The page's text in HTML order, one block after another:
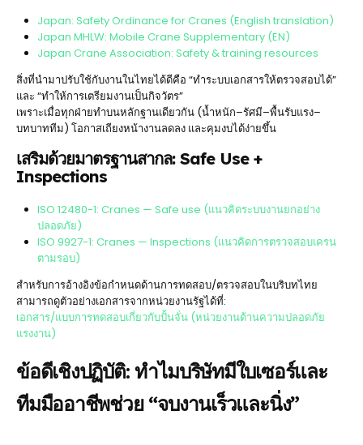
Japan: Safety Ordinance for Cranes (English translation)
Japan MHLW: Mobile Crane Supplementary (EN)
Japan Crane Association: Safety & training resources
สิ่งที่นำมาปรับใช้กับงานในไทยได้ดีคือ “ทำระบบเอกสารให้ตรวจสอบได้”
และ “ทำให้การเตรียมงานเป็นกิจวัตร”
เพราะเมื่อทุกฝ่ายทำบนหลักฐานเดียวกัน (น้ำหนัก–รัศมี–พื้นรับแรง–
บทบาททีม) โอกาสเถียงหน้างานลดลง และคุมงบได้ง่ายขึ้น
เสริมด้วยมาตรฐานสากล: Safe Use +
Inspections
ISO 12480-1: Cranes — Safe use (แนวคิดระบบงานยกอย่าง
ปลอดภัย)
ISO 9927-1: Cranes — Inspections (แนวคิดการตรวจสอบเครน
ตามรอบ)
สำหรับการอ้างอิงข้อกำหนดด้านการทดสอบ/ตรวจสอบในบริบทไทย
สามารถดูตัวอย่างเอกสารจากหน่วยงานรัฐได้ที่:
เอกสาร/แบบการทดสอบเกี่ยวกับปั้นจั่น (หน่วยงานด้านความปลอดภัย
แรงงาน)
ข้อดีเชิงปฏิบัติ: ทำไมบริษัทมีใบเซอร์และ
ทีมมืออาชีพช่วย “จบงานเร็วและนิ่ง”